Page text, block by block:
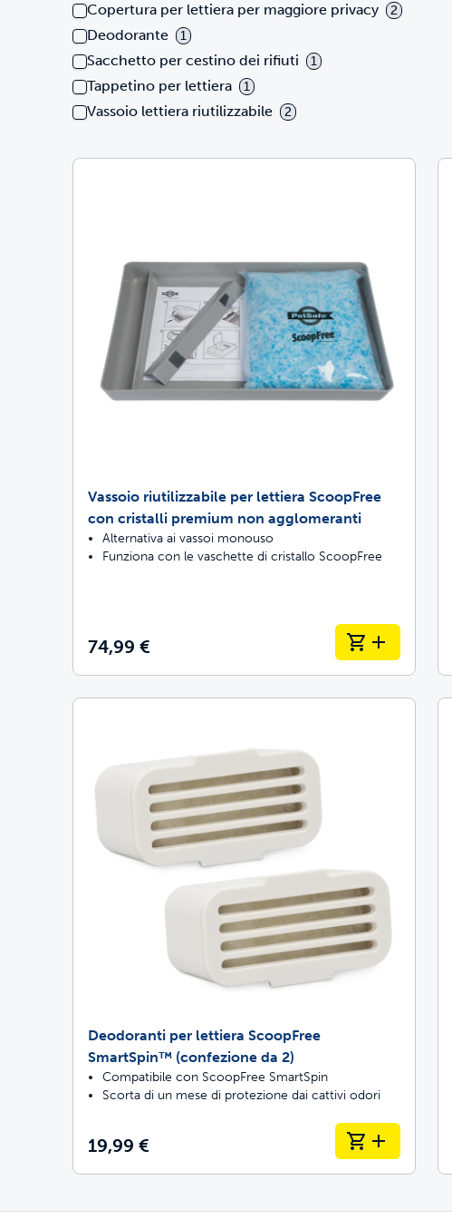
Copertura per lettiera per maggiore privacy 2
Deodorante 1
Sacchetto per cestino dei rifiuti 1
Tappetino per lettiera 1
Vassoio lettiera riutilizzabile 2
Vassoio riutilizzabile per lettiera ScoopFree
con cristalli premium non agglomeranti
Alternativa ai vassoi monouso
Funziona con le vaschette di cristallo ScoopFree
74,99 €
Deodoranti per lettiera ScoopFree
SmartSpin™ (confezione da 2)
Compatibile con ScoopFree SmartSpin
Scorta di un mese di protezione dai cattivi odori
19,99 €